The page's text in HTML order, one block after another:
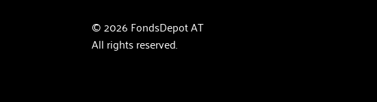
© 2026 FondsDepot AT
All rights reserved.